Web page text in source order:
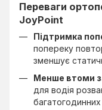
Переваги
JoyPoint
Підтримка
попереку
зменшує
Менше втоми
для водія
багатогодинних